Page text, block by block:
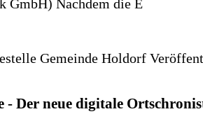
GmbH) Nachdem die E
Gemeinde Holdorf
- Der neue digitale